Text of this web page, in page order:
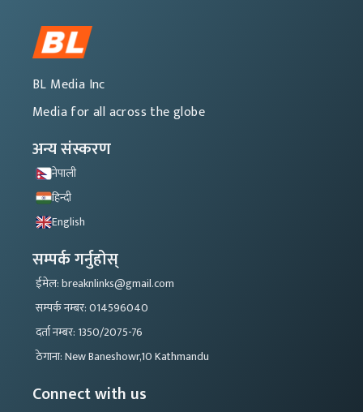
BL Media Inc
Media for all across the globe
अन्य संस्करण
नेपाली
हिन्दी
English
सम्पर्क गर्नुहोस्
ईमेल: breaknlinks@gmail.com
सम्पर्क नम्बर: 014596040
दर्ता नम्बर: 1350/2075-76
ठेगाना: New Baneshowr,10 Kathmandu
Connect with us